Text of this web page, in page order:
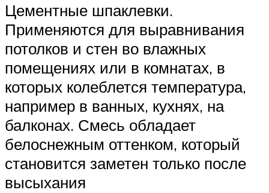
Цементные шпаклевки.
Применяются для выравнивания
потолков и стен во влажных
помещениях или в комнатах, в
которых колеблется температура,
например в ванных, кухнях, на
балконах. Смесь обладает
белоснежным оттенком, который
становится заметен только после
высыхания